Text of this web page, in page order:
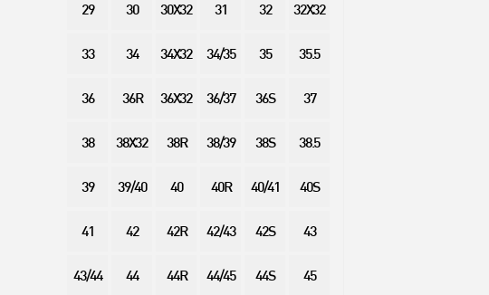
29 30 30X32 31 32 32X32
33 34 34X32 34/35 35 35.5
36 36R 36X32 36/37 36S 37
38 38X32 38R 38/39 38S 38.5
39 39/40 40 40R 40/41 40S
41 42 42R 42/43 42S 43
43/44 44 44R 44/45 44S 45